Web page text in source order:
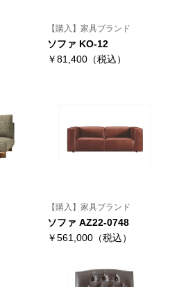
【購入】家具ブランド
ソファ KO-12
￥81,400（税込）
【購入】家具ブランド
ソファ AZ22-0748
￥561,000（税込）